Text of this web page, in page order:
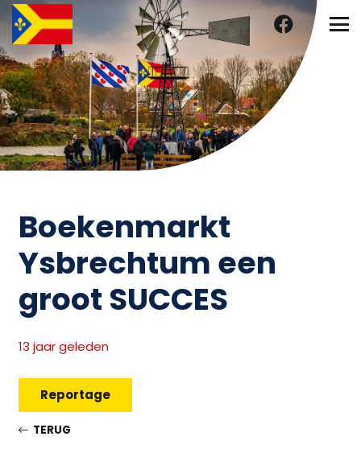
Boekenmarkt
Ysbrechtum een
groot SUCCES
13 jaar geleden
Reportage
TERUG